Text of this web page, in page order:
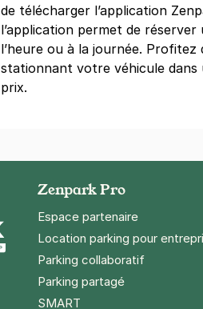
+ Abonnements disponibles
Paris - Trocadéro
Paris - Tour
25 quai Jacques
de télécharger l’application
l’application permet de
l’heure ou à la journée.
stationnant votre véhicule
prix.
Zenpark Pro
Espace partenaire
Location parking pour
Parking collaboratif
Parking partagé
SMART